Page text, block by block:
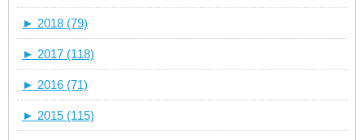
► 2018 (79)
► 2017 (118)
► 2016 (71)
► 2015 (115)